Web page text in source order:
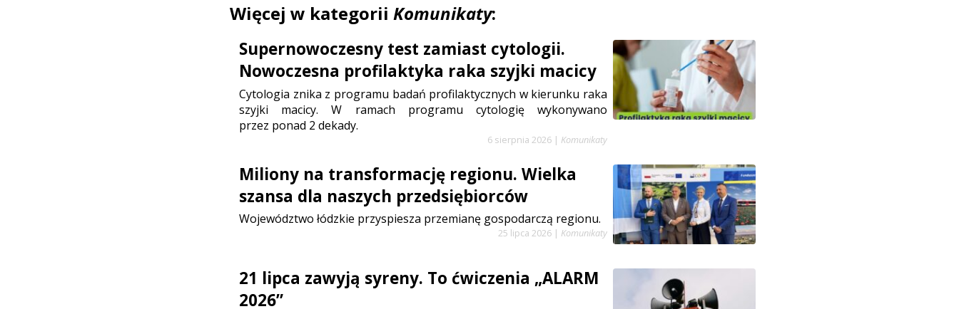
Więcej w kategorii Komunikaty:
Supernowoczesny test zamiast cytologii.
Nowoczesna profilaktyka raka szyjki macicy
Cytologia znika z programu badań profilaktycznych w kierunku raka
szyjki macicy. W ramach programu cytologię wykonywano
przez ponad 2 dekady.
6 sierpnia 2026 | Komunikaty
Miliony na transformację regionu. Wielka
szansa dla naszych przedsiębiorców
Województwo łódzkie przyspiesza przemianę gospodarczą regionu.
25 lipca 2026 | Komunikaty
21 lipca zawyją syreny. To ćwiczenia „ALARM
2026”